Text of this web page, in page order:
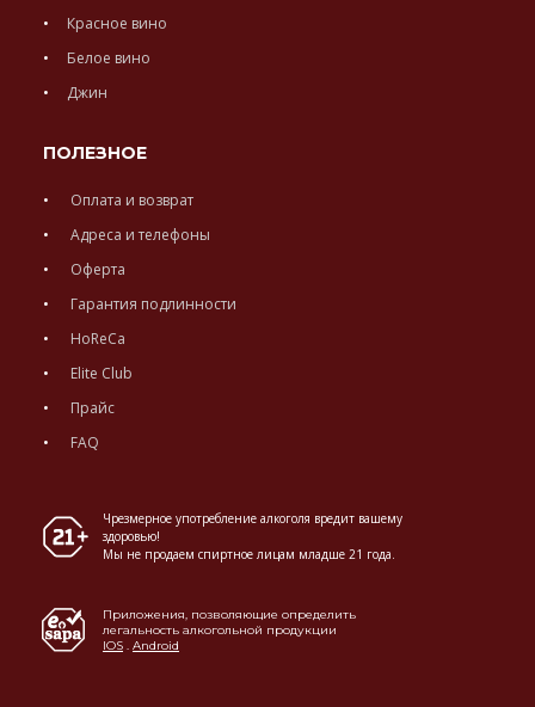
Красное вино
Белое вино
Джин
ПОЛЕЗНОЕ
Оплата и возврат
Адреса и телефоны
Оферта
Гарантия подлинности
HoReCa
Elite Club
Прайс
FAQ
Чрезмерное употребление алкоголя вредит вашему
здоровью!
Мы не продаем спиртное лицам младше 21 года.
Приложения, позволяющие определить
легальность алкогольной продукции
IOS . Android